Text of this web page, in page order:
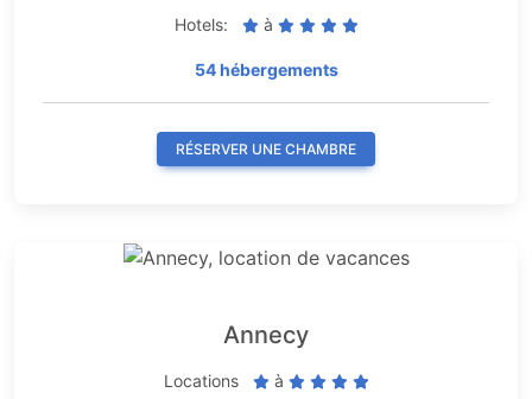
Hotels: à
54 hébergements
RÉSERVER UNE CHAMBRE
Annecy
Locations à